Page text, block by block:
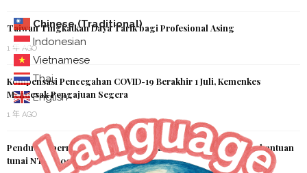
Chinese (Traditional)
Indonesian
Vietnamese
Thai
English
Taiwan Tingkatkan Daya Tarik bagi Profesional Asing
1 年 AGO
Kompensasi Pencegahan COVID-19 Berakhir 1 Juli, Kemenkes
Mendesak Pengajuan Segera
1 年 AGO
Penduduk permanen dan pasangan asing berhak menerima bantuan
tunai NT$10.000